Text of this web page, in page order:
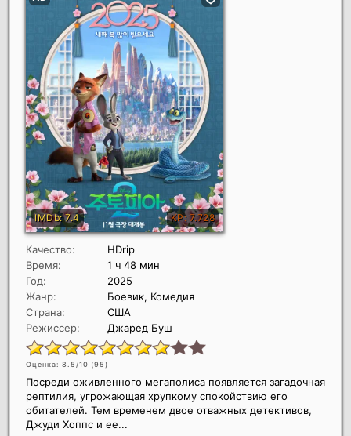
Качество:
HDrip
Время:
1 ч 48 мин
Год:
2025
Жанр:
Боевик, Комедия
Страна:
США
Режиссер:
Джаред Буш
Оценка: 8.5/10 (95)
Посреди оживленного мегаполиса появляется загадочная
рептилия, угрожающая хрупкому спокойствию его
обитателей. Тем временем двое отважных детективов,
Джуди Хоппс и ее...